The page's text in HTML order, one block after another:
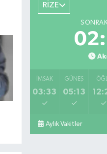
RİZE
İMSAK
03:33
GÜNEŞ
05:13
Aylık Vakitler